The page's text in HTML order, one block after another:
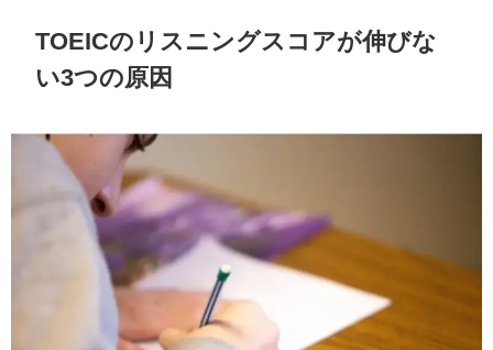
TOEICのリスニングスコアが伸びな
い3つの原因